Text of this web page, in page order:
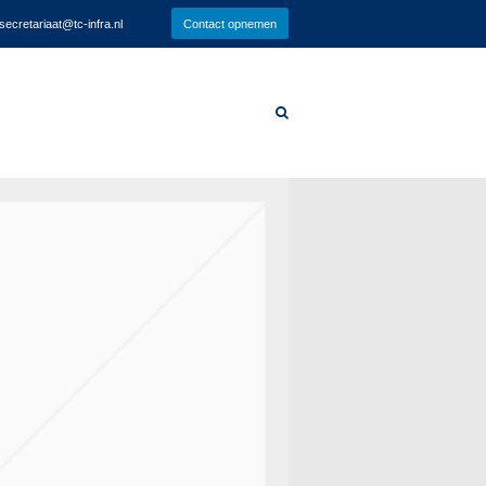
secretariaat@tc-infra.nl Contact opnemen